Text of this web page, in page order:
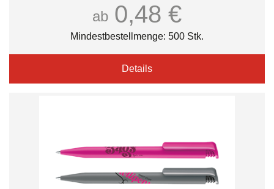
ab 0,48 €
Mindestbestellmenge: 500 Stk.
Details